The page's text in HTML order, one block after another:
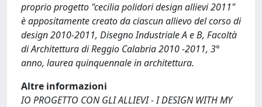
proprio progetto "cecilia polidori design allievi 2011"
è appositamente creato da ciascun allievo del corso di
design 2010-2011, Disegno Industriale A e B, Facoltà
di Architettura di Reggio Calabria 2010 -2011, 3°
anno, laurea quinquennale in architettura.
Altre informazioni
IO PROGETTO CON GLI ALLIEVI - I DESIGN WITH MY